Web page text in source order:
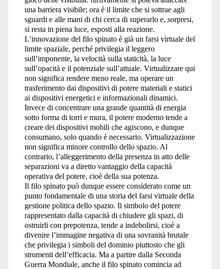
una barriera visibile; ora è il limite che si sottrae agli
sguardi e alle mani di chi cerca di superarlo e, sorpresi,
si resta in piena luce, esposti alla reazione.
L’innovazione del filo spinato è già un farsi virtuale del
limite spaziale, perché privilegia il leggero
sull’imponente, la velocità sulla staticità, la luce
sull’opacità e il potenziale sull’attuale. Virtualizzare qui
non significa rendere meno reale, ma operare un
trasferimento dai dispositivi di potere materiali e statici
ai dispositivi energetici e informazionali dinamici.
Invece di concentrare una grande quantità di energia
sotto forma di torri e mura, il potere moderno tende a
creare dei dispositivi mobili che agiscono, e dunque
consumano, solo quando è necessario. Virtualizzazione
non significa minore controllo dello spazio. Al
contrario, l’alleggerimento della presenza in atto delle
separazioni va a diretto vantaggio della capacità
operativa del potere, cioè della sua potenza.
Il filo spinato può dunque essere considerato come un
punto fondamentale di una storia del farsi virtuale della
gestione politica dello spazio. Il simbolo del potere
rappresentato dalla capacità di chiudere gli spazi, di
ostruirli con prepotenza, tende a indebolirsi, cioè a
divenire l’immagine negativa di una sovranità brutale
che privilegia i simboli del dominio piuttosto che gli
strumenti dell’efficacia. Ma a partire dalla Seconda
Guerra Mondiale, anche il filo spinato comincia ad